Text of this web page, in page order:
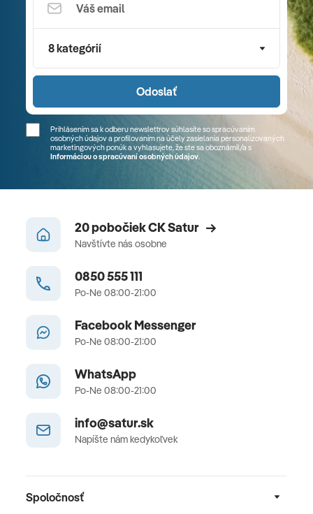
8 kategórií
Odoslať
Prihlásením sa k odberu newslettrov súhlasíte so spracúvaním
osobných údajov a profilovaním na účely zasielania personalizovaných
marketingových ponúk a vyhlasujete, že ste sa oboznámil/a s
Informáciou o spracúvaní osobných údajov.
20 pobočiek CK Satur
Navštívte nás osobne
0850 555 111
Po-Ne 08:00-21:00
Facebook Messenger
Po-Ne 08:00-21:00
WhatsApp
Po-Ne 08:00-21:00
info@satur.sk
Napíšte nám kedykoľvek
Spoločnosť